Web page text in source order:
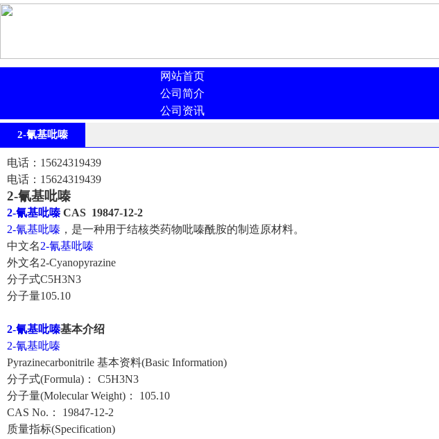
网站首页
公司简介
公司资讯
2-氰基吡嗪
电话：15624319439
电话：15624319439
2-氰基吡嗪
2-氰基吡嗪 CAS 19847-12-2
2-氰基吡嗪 ，是一种用于结核类药物吡嗪酰胺的制造原材料。
中文名2-氰基吡嗪
外文名2-Cyanopyrazine
分子式C5H3N3
分子量105.10
2-氰基吡嗪基本介绍
2-氰基吡嗪
Pyrazinecarbonitrile 基本资料(Basic Information)
分子式(Formula)： C5H3N3
分子量(Molecular Weight)： 105.10
CAS No.： 19847-12-2
质量指标(Specification)